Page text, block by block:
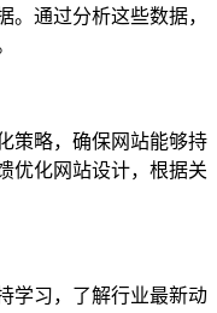
。通过分析这些数据，
策略，确保网站能够持
优化网站设计，根据关
学习，了解行业最新动